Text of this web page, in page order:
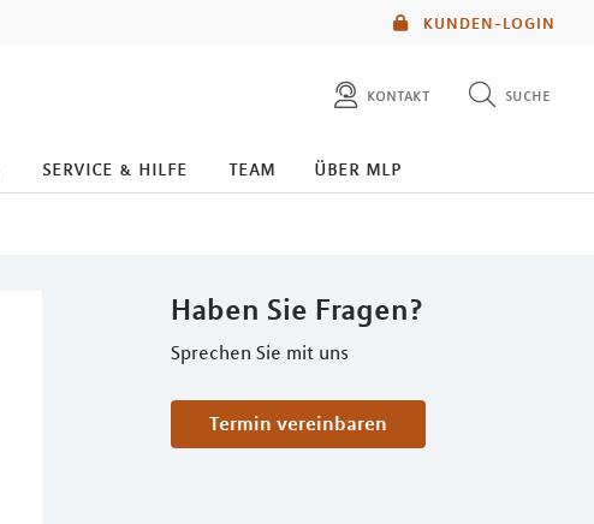
KUNDEN-LOGIN
kontakt suche
diese website durchsuchen
service & hilfe team über mlp
Haben Sie Fragen?
Sprechen Sie mit uns
Termin vereinbaren